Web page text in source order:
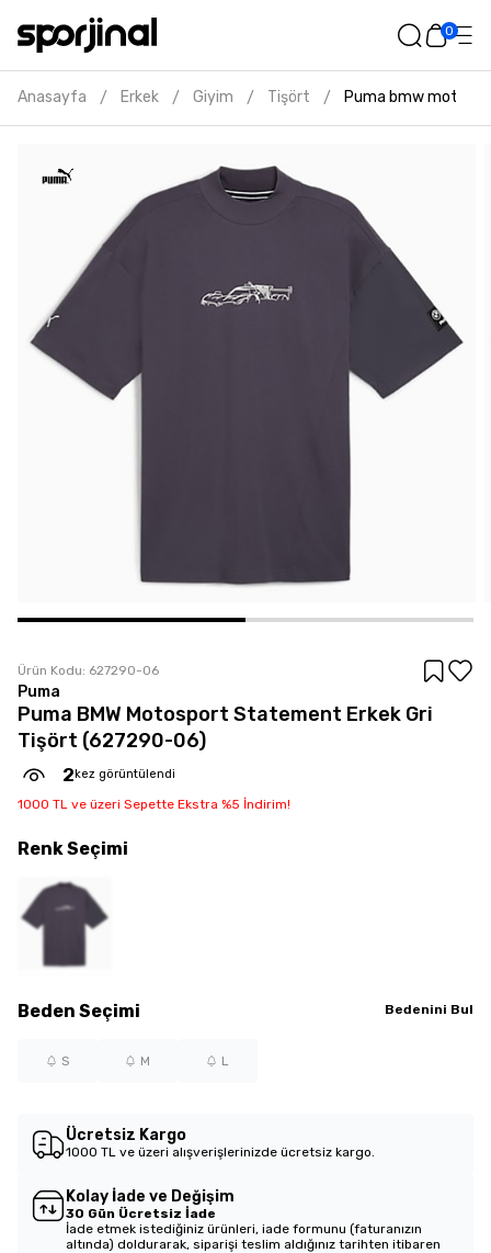
0
Anasayfa / Erkek / Giyim / Tişört / Puma bmw
Ürün Kodu: 627290-06
Puma
Puma BMW Motosport Statement Erkek Gri
Tişört (627290-06)
2 kez görüntülendi
1000 TL ve üzeri Sepette Ekstra %5 İndirim!
Beden Seçimi Bedenini Bul
S M L
RenkSeçimi
Ücretsiz Kargo
1000 TL ve üzeri alışverişlerinizde ücretsiz kargo.
Kolay İade ve Değişim
30 Gün Ücretsiz İade
İade etmek istediğiniz ürünleri, iade formunu (faturanızın
altında) doldurarak, siparişi teslim aldığınız tarihten itibaren